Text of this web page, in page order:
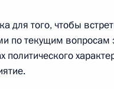
Вербицкой
для того, чтобы
по текущим вопросам
политического